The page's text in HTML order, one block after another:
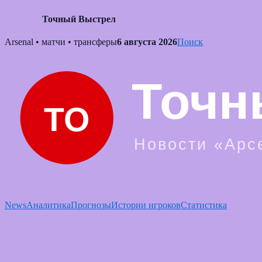
Точный Выстрел
Skip
Arsenal • матчи • трансферы6 августа 2026Поиск
NewsАналитикаПрогнозыИстории игроковСтатистика